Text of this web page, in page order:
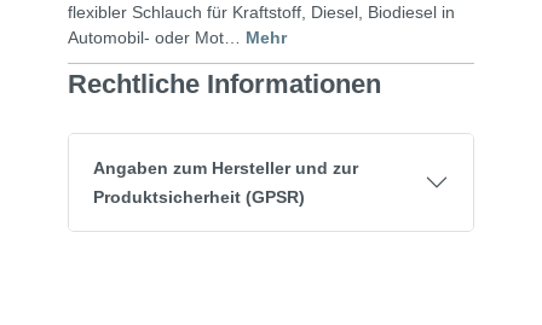
flexibler Schlauch für Kraftstoff, Diesel, Biodiesel in
Automobil- oder Mot… Mehr
Rechtliche Informationen
Angaben zum Hersteller und zur
Produktsicherheit (GPSR)